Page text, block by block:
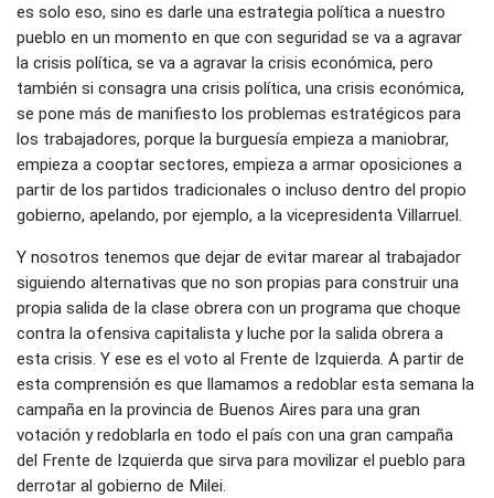
es solo eso, sino es darle una estrategia política a nuestro
pueblo en un momento en que con seguridad se va a agravar
la crisis política, se va a agravar la crisis económica, pero
también si consagra una crisis política, una crisis económica,
se pone más de manifiesto los problemas estratégicos para
los trabajadores, porque la burguesía empieza a maniobrar,
empieza a cooptar sectores, empieza a armar oposiciones a
partir de los partidos tradicionales o incluso dentro del propio
gobierno, apelando, por ejemplo, a la vicepresidenta Villarruel.
Y nosotros tenemos que dejar de evitar marear al trabajador
siguiendo alternativas que no son propias para construir una
propia salida de la clase obrera con un programa que choque
contra la ofensiva capitalista y luche por la salida obrera a
esta crisis. Y ese es el voto al Frente de Izquierda. A partir de
esta comprensión es que llamamos a redoblar esta semana la
campaña en la provincia de Buenos Aires para una gran
votación y redoblarla en todo el país con una gran campaña
del Frente de Izquierda que sirva para movilizar el pueblo para
derrotar al gobierno de Milei.